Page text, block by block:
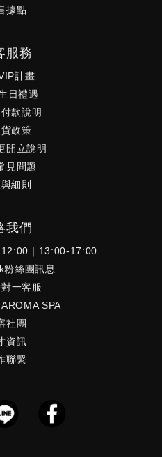
據點
服務
計畫
日禮遇
款說明
政策
開立說明
見問題
細則
我們
｜13:00-17:00
絲團訊息
一客服
SPA
社團
資訊
聯繫